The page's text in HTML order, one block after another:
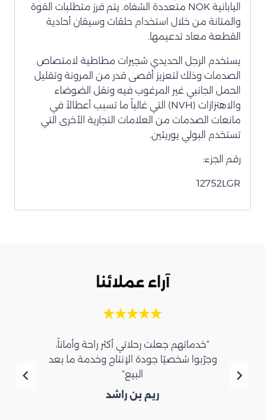
اليابانية NOK متعددة الشفاه. يتم فرز متطلبات القوة
والمتانة من خلال استخدام حلقات وسيقان أحادية
القطعة معاد تدعيمها.
يستخدم الرجل الحديدي شجيرات مطاطية لامتصاص
الصدمات وذلك لتعزيز أقصى قدر من المرونة وتقليل
الحمل الجانبي غير المرغوب فيه ونقل الضوضاء
والاهتزازات (NVH) التي غالباً ما تسبب أعطالاً في
مانعات الصدمات من العلامات التجارية الأخرى التي
تستخدم البولي يوريثين.
رقم الجزء:
12752LGR
آراء عملائنا
“خدماتهم جعلت رحلاتي أكثر راحة وأماناً،
وجرّبوا شخصيًا جودة الإنتاج وخدمة ما بعد
البيع”
ريم بن راشد